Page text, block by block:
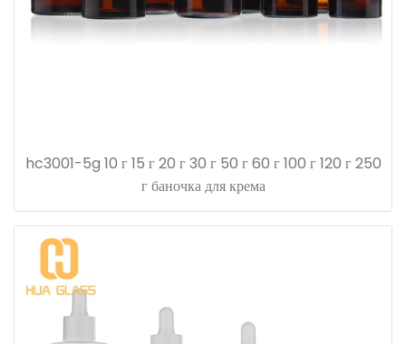
hc3001-5g 10 г 15 г 20 г 30 г 50 г 60 г 100 г 120 г 250
г баночка для крема